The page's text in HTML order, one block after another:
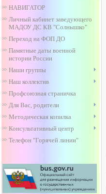
НАВИГАТОР
Личный кабинет заведующего
МАДОУ ДС КВ "Солнышко"
Переход на ФОП ДО
Памятные даты военной
истории России
Наши группы
Наш коллектив
Профсоюзная страничка
Для Вас, родители
Методическая копилка
Консультативный центр
Телефон "Горячей линии"